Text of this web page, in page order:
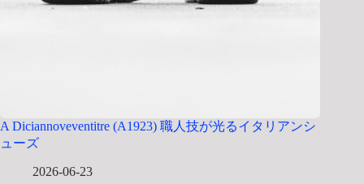
A Diciannoveventitre (A1923) 職人技が光るイタリアンシ
ューズ
2026-06-23